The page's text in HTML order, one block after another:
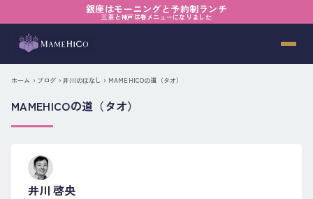
銀座はモーニングと予約制ランチ
三茶と神戸は春メニューになりました
ホーム › ブログ ›井川のはなし › MAMEHICOの道（タオ）
MAMEHICOの道（タオ）
井川 啓央